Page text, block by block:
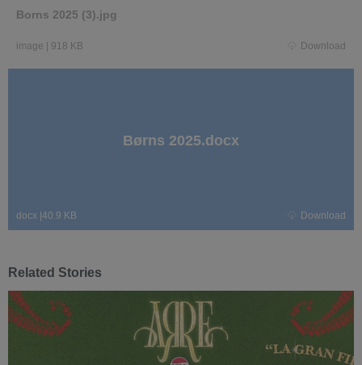
Borns 2025 (3).jpg
image | 918 KB Download
Børns 2025.docx
docx |40.9 KB Download
Related Stories